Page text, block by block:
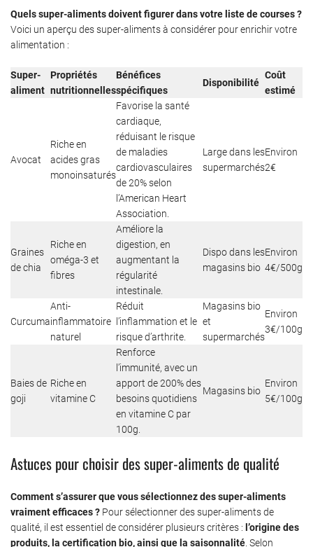
Quels super-aliments doivent figurer dans votre liste de courses ?
Voici un aperçu des super-aliments à considérer pour enrichir votre
alimentation :
Super-
aliment
Propriétés
nutritionnelles
Bénéfices
spécifiques
Disponibilité
Coût
estimé
Avocat
Riche en
acides gras
monoinsaturés
Favorise la santé
cardiaque,
réduisant le risque
de maladies
cardiovasculaires
de 20% selon
l’American Heart
Association.
Large dans les
supermarchés
Environ
2€
Graines
de chia
Riche en
oméga-3 et
fibres
Améliore la
digestion, en
augmentant la
régularité
intestinale.
Dispo dans les
magasins bio
Environ
4€/500g
Curcuma
Anti-
inflammatoire
naturel
Réduit
l’inflammation et le
risque d’arthrite.
Magasins bio
et
supermarchés
Environ
3€/100g
Baies de
goji
Riche en
vitamine C
Renforce
l’immunité, avec un
apport de 200% des
besoins quotidiens
en vitamine C par
100g.
Magasins bio
Environ
5€/100g
Astuces pour choisir des super-aliments de qualité
Comment s’assurer que vous sélectionnez des super-aliments
vraiment efficaces ? Pour sélectionner des super-aliments de
qualité, il est essentiel de considérer plusieurs critères : l’origine des
produits, la certification bio, ainsi que la saisonnalité . Selon